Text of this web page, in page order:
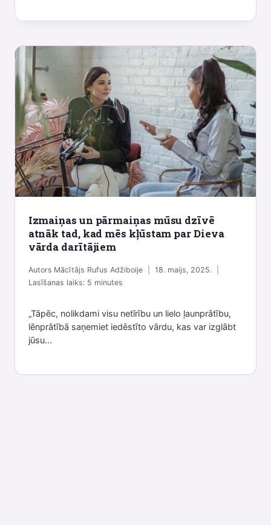
Izmaiņas un pārmaiņas mūsu dzīvē
atnāk tad, kad mēs kļūstam par Dieva
vārda darītājiem
Autors Mācītājs Rufus Adžiboije
18. maijs, 2025.
Lasīšanas laiks:5 minutes
„Tāpēc, nolikdami visu netīrību un lielo ļaunprātību,
lēnprātībā saņemiet iedēstīto vārdu, kas var izglābt
jūsu...